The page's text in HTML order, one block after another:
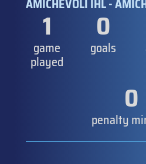
AMICHEVOLI IHL -
1
game
played
0
goals
0
penalty